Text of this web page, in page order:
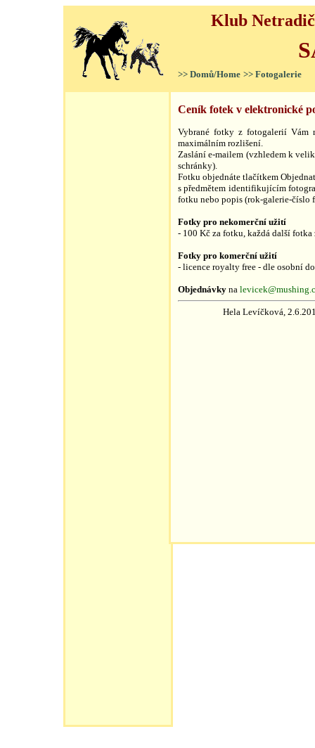
Klub
>> Domů/Home >> Fotogalerie
Ceník fotek v elektronické
Vybrané fotky z fotogalerií Vám
maximálním rozlišení.
Zaslání e-mailem (vzhledem k
schránky).
Fotku objednáte tlačítkem
s předmětem identifikujícím
fotku nebo popis (rok-galerie-číslo
Fotky pro nekomerční užití
- 100 Kč za fotku, každá další fotka
Fotky pro komerční užití
- licence royalty free - dle osobní
Objednávky na
Hela Levíčková,